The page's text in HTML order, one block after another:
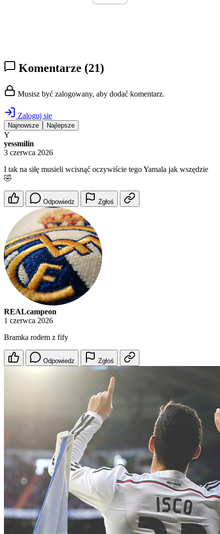
Komentarze (21)
Musisz być zalogowany, aby dodać komentarz.
Zaloguj się
Najnowsze Najlepsze
Y
yessmilin
3 czerwca 2026
I tak na siłę musieli wcisnąć oczywiście tego Yamala jak wszędzie
🤣
Odpowiedz Zgłoś
REALcampeon
1 czerwca 2026
Bramka rodem z fify
Odpowiedz Zgłoś